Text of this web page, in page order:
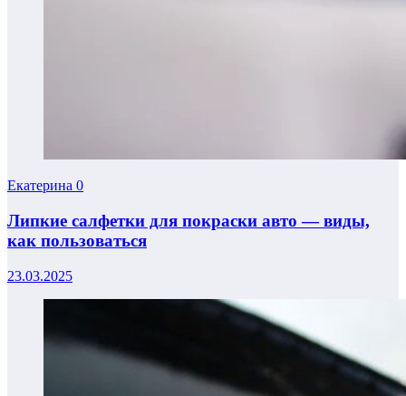
Екатерина 0
Липкие салфетки для покраски авто — виды,
как пользоваться
23.03.2025